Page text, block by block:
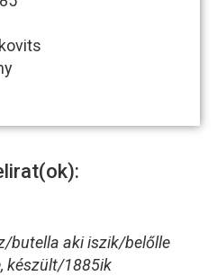
butella aki iszik/belőlle
készült/1885ik